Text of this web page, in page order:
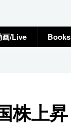
画/Live Books
株上昇